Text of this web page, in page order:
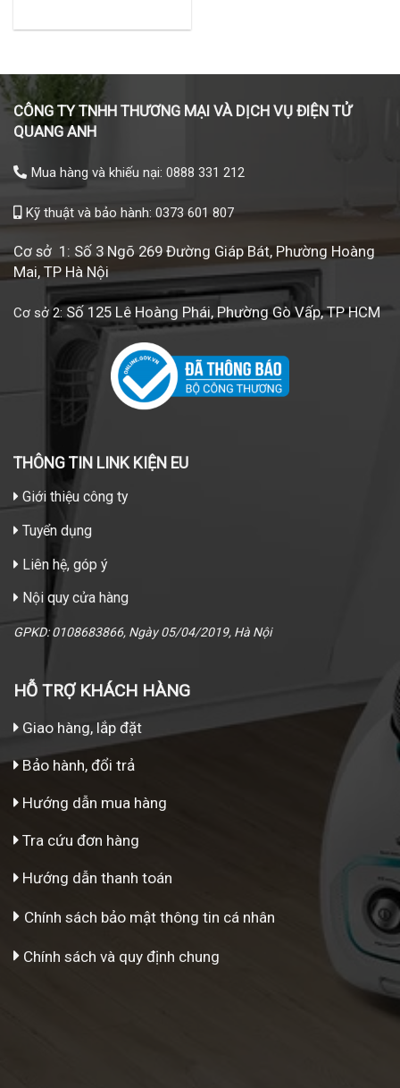
CÔNG TY TNHH THƯƠNG MẠI VÀ DỊCH VỤ ĐIỆN TỬ
QUANG ANH
Mua hàng và khiếu nại: 0888 331 212
Kỹ thuật và bảo hành: 0373 601 807
Cơ sở 1: Số 3 Ngõ 269 Đường Giáp Bát, Phường Hoàng
Mai, TP Hà Nội
Cơ sở 2: Số 125 Lê Hoàng Phái, Phường Gò Vấp, TP HCM
THÔNG TIN LINK KIỆN EU
Giới thiệu công ty
Tuyển dụng
Liên hệ, góp ý
Nội quy cửa hàng
GPKD: 0108683866, Ngày 05/04/2019, Hà Nội
HỖ TRỢ KHÁCH HÀNG
Giao hàng, lắp đặt
Bảo hành, đổi trả
Hướng dẫn mua hàng
Tra cứu đơn hàng
Hướng dẫn thanh toán
Chính sách bảo mật thông tin cá nhân
Chính sách và quy định chung